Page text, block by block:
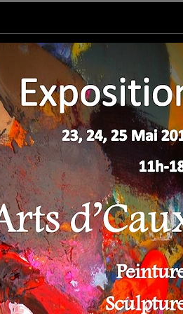
je n'ai vraiment pas de doutes.